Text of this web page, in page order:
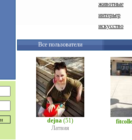
животные
интерьер
искусство
Все пользователи
dejna (51)
Латвия